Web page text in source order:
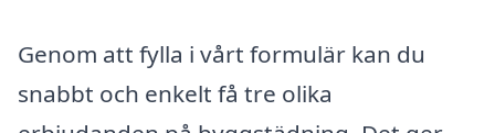
Genom att fylla i vårt formulär kan du
snabbt och enkelt få tre olika